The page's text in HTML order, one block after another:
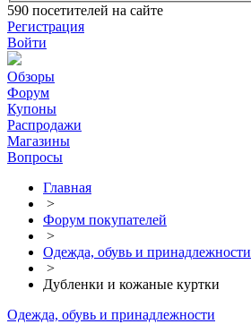
590 посетителей на сайте
Регистрация
Войти
Обзоры
Форум
Купоны
Распродажи
Магазины
Вопросы
Главная
>
Форум покупателей
>
Одежда, обувь и принадлежности
>
Дубленки и кожаные куртки
Одежда, обувь и принадлежности